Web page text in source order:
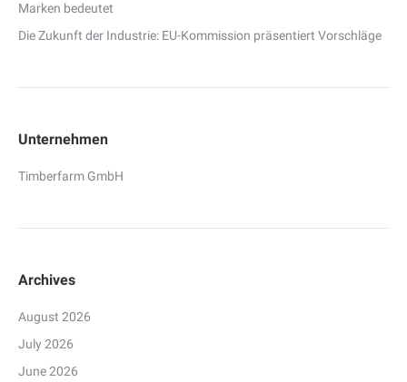
Marken bedeutet
Die Zukunft der Industrie: EU-Kommission präsentiert Vorschläge
Unternehmen
Timberfarm GmbH
Archives
August 2026
July 2026
June 2026